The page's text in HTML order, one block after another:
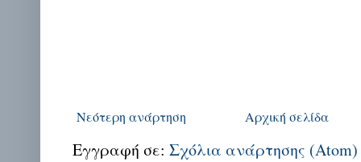
Νεότερη ανάρτηση Αρχική σελίδα
Εγγραφή σε: Σχόλια ανάρτησης (Atom)